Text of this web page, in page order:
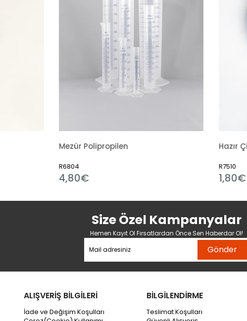
Size Özel Kampanyalar
Hemen Kayıt Ol Fırsatlardan Önce Sen Haberdar Ol!
Gönder
ALIŞVERİŞ BİLGİLERİ
İade ve Değişim Koşulları
BİLGİLENDİRME
Teslimat Koşulları